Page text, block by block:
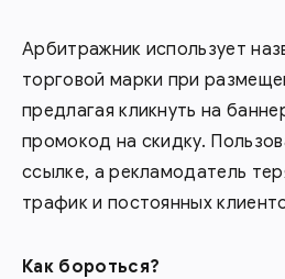
Арбитражник использует
торговой марки при
предлагая кликнуть на
промокод на скидку.
ссылке, а рекламодатель
трафик и постоянных
Как бороться?